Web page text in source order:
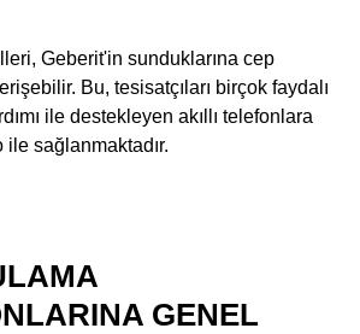
Geberit'in sunduklarına cep
Bu, tesisatçıları birçok faydalı
ile destekleyen akıllı telefonlara
sağlanmaktadır.
GENEL